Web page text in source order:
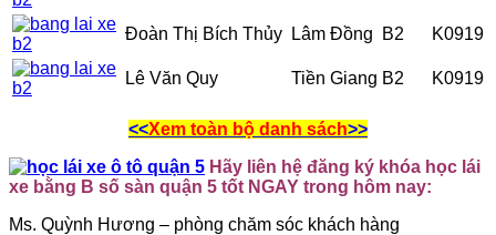
Đoàn Thị Bích Thủy Lâm Đồng B2 K0919
Lê Văn Quy Tiền Giang B2 K0919
<<Xem toàn bộ danh sách>>
Hãy liên hệ đăng ký khóa học lái
xe bằng B số sàn quận 5 tốt NGAY trong hôm nay:
Ms. Quỳnh Hương – phòng chăm sóc khách hàng